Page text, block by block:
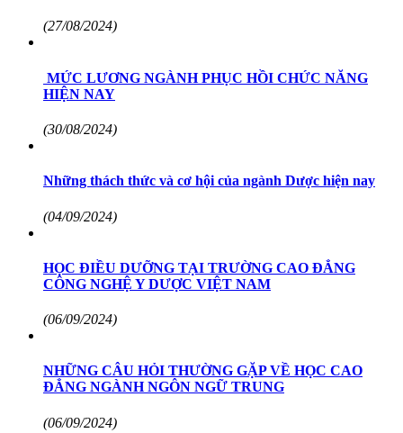
(27/08/2024)
MỨC LƯƠNG NGÀNH PHỤC HỒI CHỨC NĂNG
HIỆN NAY
(30/08/2024)
Những thách thức và cơ hội của ngành Dược hiện nay
(04/09/2024)
HỌC ĐIỀU DƯỠNG TẠI TRƯỜNG CAO ĐẲNG
CÔNG NGHỆ Y DƯỢC VIỆT NAM
(06/09/2024)
NHỮNG CÂU HỎI THƯỜNG GẶP VỀ HỌC CAO
ĐẲNG NGÀNH NGÔN NGỮ TRUNG
(06/09/2024)